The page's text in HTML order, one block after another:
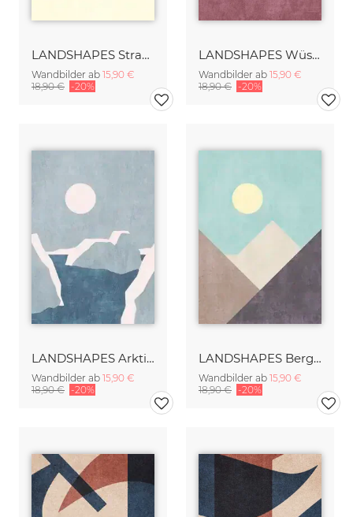
LANDSHAPES Strand am Tag
Wandbilder ab 15,90 €
18,90 € -20%
LANDSHAPES Wüste am Tag
Wandbilder ab 15,90 €
18,90 € -20%
LANDSHAPES Arktis am Tag
Wandbilder ab 15,90 €
18,90 € -20%
LANDSHAPES Berge am Tag
Wandbilder ab 15,90 €
18,90 € -20%